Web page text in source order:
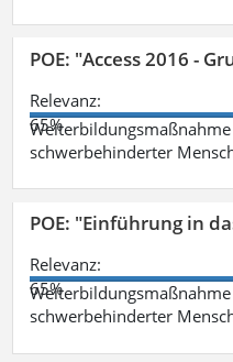
POE: "Access 2016 -
Relevanz:
65%
schwerbehinderter
POE: "Einführung in
Relevanz:
65%
schwerbehinderter